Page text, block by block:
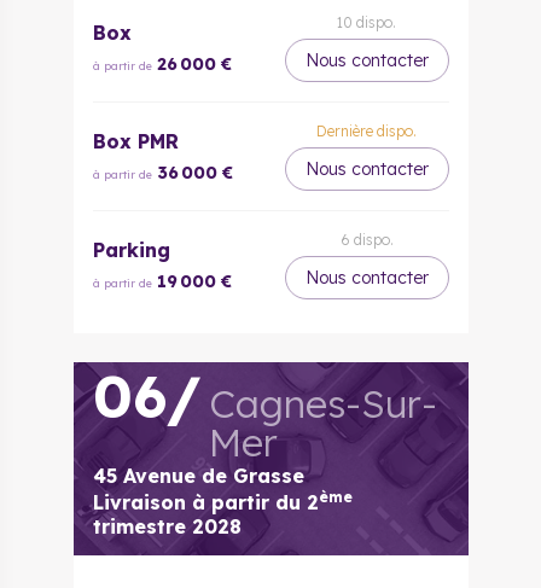
Box
à partir de 26 000 €
10 dispo.
Nous contacter
Box PMR
à partir de 36 000 €
Dernière dispo.
Nous contacter
Parking
à partir de 19 000 €
6 dispo.
Nous contacter
06/ Cagnes-Sur-
Mer
45 Avenue de Grasse
Livraison à partir du 2ème
trimestre 2028